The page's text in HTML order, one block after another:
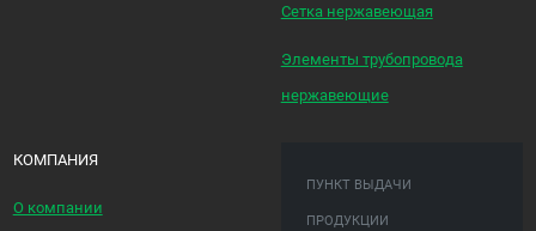
Сетка нержавеющая
Элементы трубопровода
нержавеющие
КОМПАНИЯ
О компании
ПУНКТ ВЫДАЧИ
ПРОДУКЦИИ